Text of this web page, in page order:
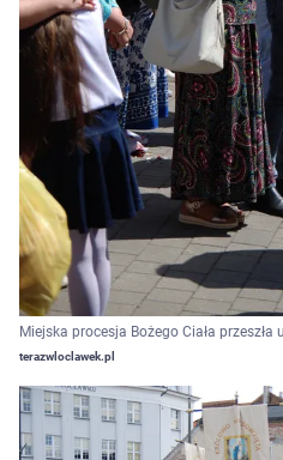
Miejska procesja Bożego Ciała przeszła
terazwloclawek.pl